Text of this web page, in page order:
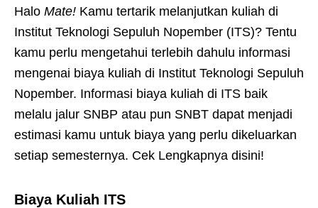
Halo Mate! Kamu tertarik melanjutkan kuliah di
Institut Teknologi Sepuluh Nopember (ITS)? Tentu
kamu perlu mengetahui terlebih dahulu informasi
mengenai biaya kuliah di Institut Teknologi Sepuluh
Nopember. Informasi biaya kuliah di ITS baik
melalu jalur SNBP atau pun SNBT dapat menjadi
estimasi kamu untuk biaya yang perlu dikeluarkan
setiap semesternya. Cek Lengkapnya disini!
Biaya Kuliah ITS